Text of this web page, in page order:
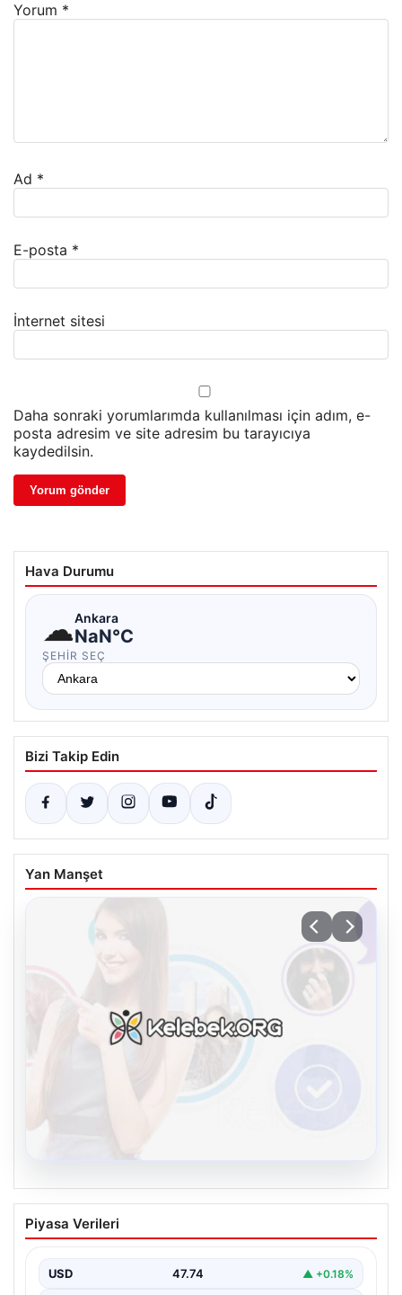
Yorum *
Ad *
E-posta *
İnternet sitesi
Daha sonraki yorumlarımda kullanılması için adım, e-
posta adresim ve site adresim bu tarayıcıya
kaydedilsin.
Hava Durumu
☁Ankara
NaN°C
ŞEHIR SEÇ
Bizi Takip Edin
Yan Manşet
08.08.2026
Kelebek.Org İle Dijital İletişimin Güvenli
Adresi Ve Muhabbet Deneyimi
oluşturması ciddi bir hassasiyet barındırmaktadır.
Günümüzde birçok…
Piyasa Verileri
USD 47.74 ▲ +0.18%